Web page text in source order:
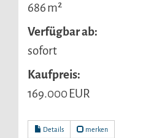
686 m²
Verfügbar ab:
sofort
Kaufpreis:
169.000 EUR
Details merken